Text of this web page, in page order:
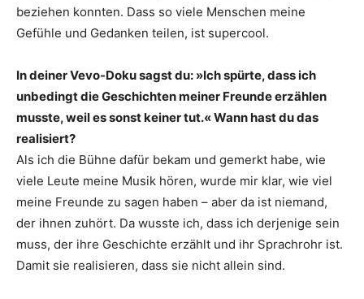
beziehen konnten. Dass so viele Menschen meine
Gefühle und Gedanken teilen, ist supercool.
In deiner Vevo-Doku sagst du: »Ich spürte, dass ich
unbedingt die Geschichten meiner Freunde erzählen
musste, weil es sonst keiner tut.« Wann hast du das
realisiert?
Als ich die Bühne dafür bekam und gemerkt habe, wie
viele Leute meine Musik hören, wurde mir klar, wie viel
meine Freunde zu sagen haben – aber da ist niemand,
der ihnen zuhört. Da wusste ich, dass ich derjenige sein
muss, der ihre Geschichte erzählt und ihr Sprachrohr ist.
Damit sie realisieren, dass sie nicht allein sind.